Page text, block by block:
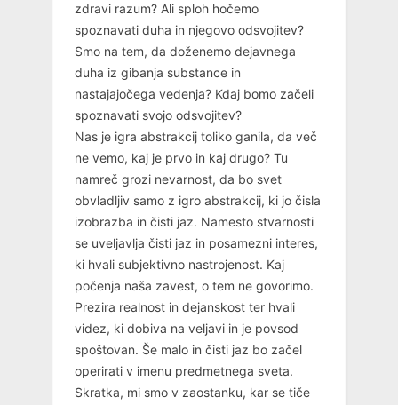
zdravi razum? Ali sploh hočemo
spoznavati duha in njegovo odsvojitev?
Smo na tem, da doženemo dejavnega
duha iz gibanja substance in
nastajajočega vedenja? Kdaj bomo začeli
spoznavati svojo odsvojitev?
Nas je igra abstrakcij toliko ganila, da več
ne vemo, kaj je prvo in kaj drugo? Tu
namreč grozi nevarnost, da bo svet
obvladljiv samo z igro abstrakcij, ki jo čisla
izobrazba in čisti jaz. Namesto stvarnosti
se uveljavlja čisti jaz in posamezni interes,
ki hvali subjektivno nastrojenost. Kaj
počenja naša zavest, o tem ne govorimo.
Prezira realnost in dejanskost ter hvali
videz, ki dobiva na veljavi in je povsod
spoštovan. Še malo in čisti jaz bo začel
operirati v imenu predmetnega sveta.
Skratka, mi smo v zaostanku, kar se tiče